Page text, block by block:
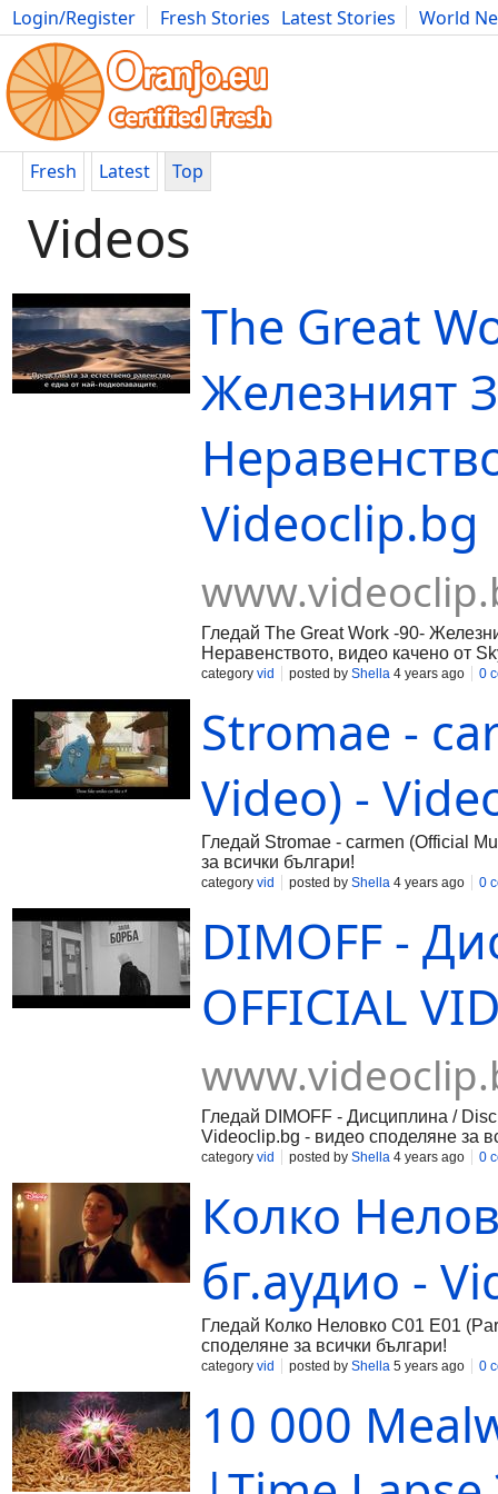
Login/Register Fresh Stories Latest Stories
World
Movies Anime Music Art Cars Advice Science
Fresh Latest Top
Videos
The Great
Железният
Videoclip.bg
Гледай The Great Work -90-
Неравенството, видео качено от
видео споделяне за всички
category vid posted by Shella 4 years ago 0
Stromae -
Video) -
Гледай Stromae - carmen (Official
за всички българи!
category vid posted by Shella 4 years ago 0
DIMOFF -
OFFICIAL
Гледай DIMOFF - Дисциплина /
Videoclip.bg - видео споделяне за
category vid posted by Shella 4 years ago 0
Колко
бг.аудио -
Гледай Колко Неловко С01 Е01
споделяне за всички българи!
category vid posted by Shella 5 years ago 0
10 000